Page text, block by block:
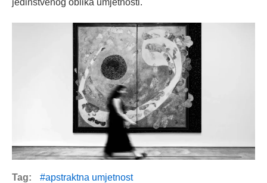
jedinstvenog oblika umjetnosti.
Tag: apstraktna umjetnost